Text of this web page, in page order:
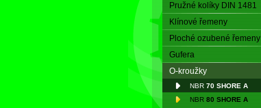
Pružné kolíky DIN 1481
Klínové řemeny
Ploché ozubené řemeny
Gufera
O-kroužky
NBR 70 SHORE A
NBR 80 SHORE A